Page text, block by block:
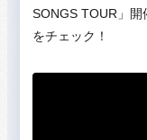
SONGS TOUR」
をチェック！